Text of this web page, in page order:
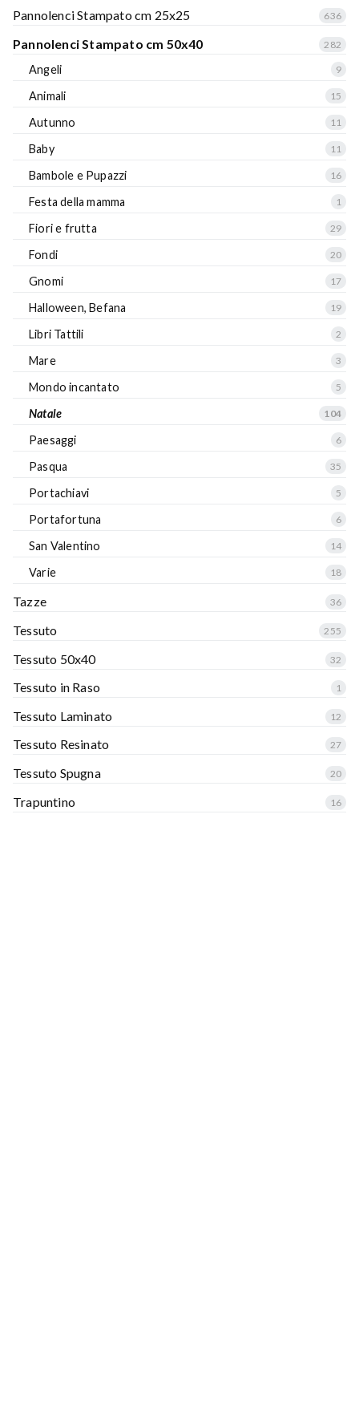
Pannolenci Stampato cm 25x25 636
Pannolenci Stampato cm 50x40 282
Angeli 9
Animali 15
Autunno 11
Baby 11
Bambole e Pupazzi 16
Festa della mamma 1
Fiori e frutta 29
Fondi 20
Gnomi 17
Halloween, Befana 19
Libri Tattili 2
Mare 3
Mondo incantato 5
Natale 104
Paesaggi 6
Pasqua 35
Portachiavi 5
Portafortuna 6
San Valentino 14
Varie 18
Tazze 36
Tessuto 255
Tessuto 50x40 32
Tessuto in Raso 1
Tessuto Laminato 12
Tessuto Resinato 27
Tessuto Spugna 20
Trapuntino 16